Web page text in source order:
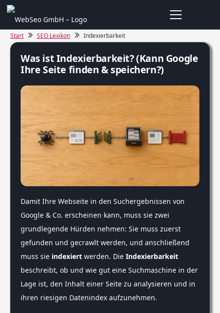
Start SEO Lexikon Indexierbarkeit
Was ist Indexierbarkeit? (Kann Google
Ihre Seite finden & speichern?)
Damit Ihre Webseite in den Suchergebnissen von
Google & Co. erscheinen kann, muss sie zwei
grundlegende Hürden nehmen: Sie muss zuerst
gefunden und gecrawlt werden, und anschließend
muss sie indexiert werden. Die Indexierbarkeit
beschreibt, ob und wie gut eine Suchmaschine in der
Lage ist, den Inhalt einer Seite zu analysieren und in
ihren riesigen Datenindex aufzunehmen.